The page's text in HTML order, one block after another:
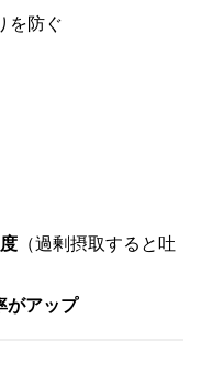
を防ぐ
（過剰摂取すると吐
がアップ